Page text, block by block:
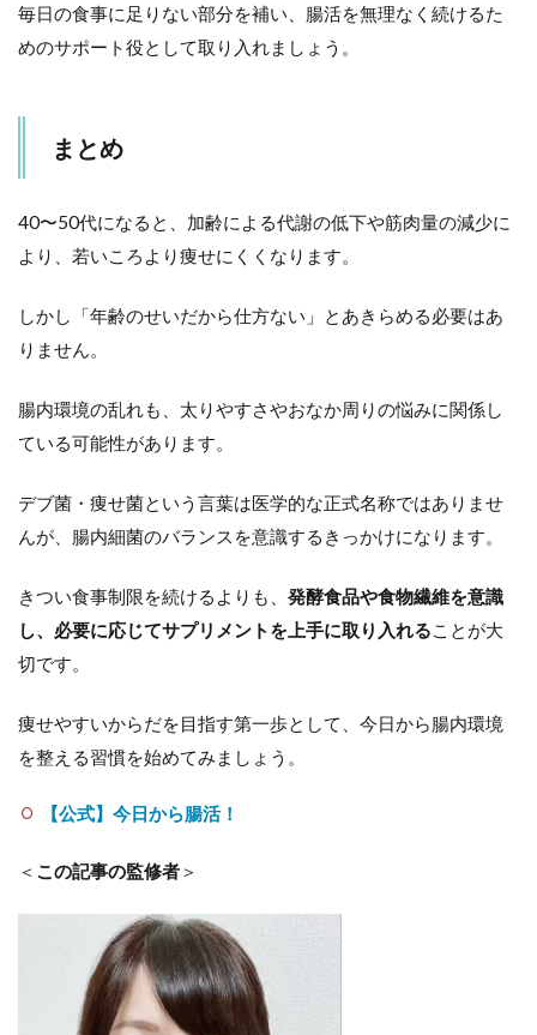
毎日の食事に足りない部分を補い、腸活を無理なく続けるた
めのサポート役として取り入れましょう。
まとめ
40〜50代になると、加齢による代謝の低下や筋肉量の減少に
より、若いころより痩せにくくなります。
しかし「年齢のせいだから仕方ない」とあきらめる必要はあ
りません。
腸内環境の乱れも、太りやすさやおなか周りの悩みに関係し
ている可能性があります。
デブ菌・痩せ菌という言葉は医学的な正式名称ではありませ
んが、腸内細菌のバランスを意識するきっかけになります。
きつい食事制限を続けるよりも、 発酵食品や食物繊維を意識
し、必要に応じてサプリメントを上手に取り入れることが大
切です。
痩せやすいからだを目指す第一歩として、今日から腸内環境
を整える習慣を始めてみましょう。
【公式】今日から腸活！
＜ この記事の監修者＞